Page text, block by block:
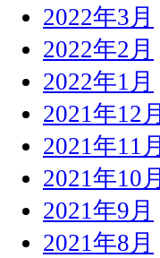
2022年3月
2022年2月
2022年1月
2021年12月
2021年11月
2021年10月
2021年9月
2021年8月